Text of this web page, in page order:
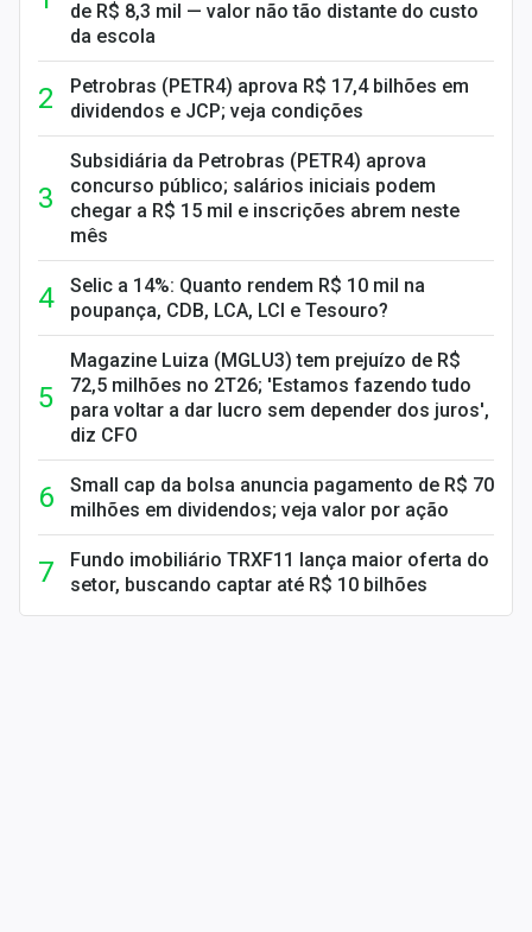
de R$ 8,3 mil — valor não tão distante do custo
da escola
Petrobras (PETR4) aprova R$ 17,4 bilhões em
dividendos e JCP; veja condições
Subsidiária da Petrobras (PETR4) aprova
concurso público; salários iniciais podem
chegar a R$ 15 mil e inscrições abrem neste
mês
Selic a 14%: Quanto rendem R$ 10 mil na
poupança, CDB, LCA, LCI e Tesouro?
Magazine Luiza (MGLU3) tem prejuízo de R$
72,5 milhões no 2T26; 'Estamos fazendo tudo
para voltar a dar lucro sem depender dos juros',
diz CFO
Small cap da bolsa anuncia pagamento de R$ 70
milhões em dividendos; veja valor por ação
Fundo imobiliário TRXF11 lança maior oferta do
setor, buscando captar até R$ 10 bilhões